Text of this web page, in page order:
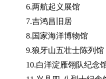
6.两航起义展馆
7.吉鸿昌旧居
8.国家海洋博物馆
9.狼牙山五壮士陈列馆
10.白洋淀雁翎队纪念